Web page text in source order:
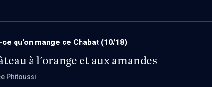
qu'on mange ce Chabat (10/18)
à l'orange et aux amandes
Phitoussi